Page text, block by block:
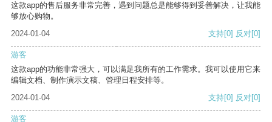
这款app的售后服务非常完善，遇到问题总是能够得到妥善解决，让我能
够放心购物。
2024-01-04
支持[0] 反对[0]
游客
这款app的功能非常强大，可以满足我所有的工作需求。我可以使用它来
编辑文档、制作演示文稿、管理日程安排等。
2024-01-04
支持[0] 反对[0]
游客